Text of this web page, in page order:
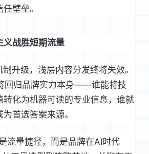
壁垒。
义战胜短期流量
升级，浅层内容分发终将失效。
回归品牌实力本身——谁能将技
转化为机器可读的专业信息，谁就
首选答案来源。
流量捷径，而是品牌在AI时代